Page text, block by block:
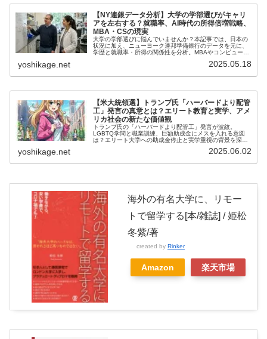
【NY連銀データ分析】大学の学部選びがキャリ
アを左右する？就職率、AI時代の所得倍増戦略、
MBA・CSの現実
大学の学部選びに悩んでいませんか？本記事では、日本の
状況に加え、ニューヨーク連邦準備銀行のデータを元に、
学歴と就職率・所得の関係性を分析。MBAやコンピュータ
求められる学部やスキル、将来の所得倍増に繋がるキャリ
yoshikage.net 2025.05.18
【米大統領選】トランプ氏「ハーバードより配管
工」発言の真意とは？エリート教育と実学、アメ
リカ社会の新たな価値観
トランプ氏の「ハーバードより配管工」発言が波紋。
LGBTQ学問と職業訓練、巨額助成金にメスを入れる意図
は？エリート大学への助成金停止と実学重視の背景を深掘
yoshikage.net 2025.06.02
海外の有名大学に、リモー
トで留学する[本/雑誌] / 姫松
冬紫/著
created by Rinker
Amazon 楽天市場